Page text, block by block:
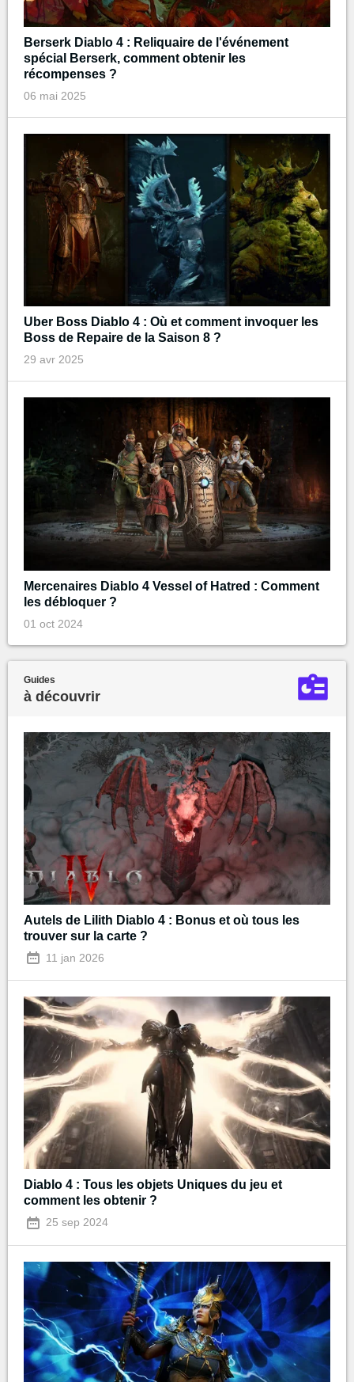
Berserk Diablo 4 : Reliquaire de l'événement
spécial Berserk, comment obtenir les
récompenses ?
06 mai 2025
Uber Boss Diablo 4 : Où et comment invoquer les
Boss de Repaire de la Saison 8 ?
29 avr 2025
Mercenaires Diablo 4 Vessel of Hatred : Comment
les débloquer ?
01 oct 2024
Guides
à découvrir
Autels de Lilith Diablo 4 : Bonus et où tous les
trouver sur la carte ?
11 jan 2026
Diablo 4 : Tous les objets Uniques du jeu et
comment les obtenir ?
25 sep 2024